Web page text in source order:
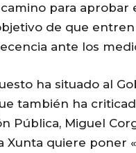
para
de que
ante los
ha situado al
también ha
Pública, Miguel
Xunta quiere poner